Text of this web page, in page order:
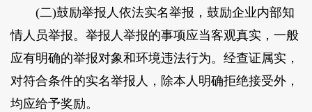
(二)鼓励举报人依法实名举报，鼓励企业内部知
情人员举报。举报人举报的事项应当客观真实，一般
应有明确的举报对象和环境违法行为。经查证属实，
对符合条件的实名举报人，除本人明确拒绝接受外，
均应给予奖励。